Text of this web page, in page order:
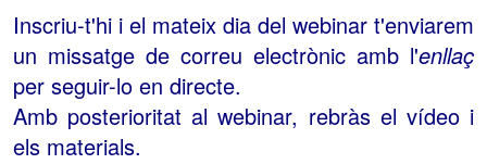
Inscriu-t'hi i el mateix dia del webinar t'enviarem
un missatge de correu electrònic amb l'enllaç
per seguir-lo en directe.
Amb posterioritat al webinar, rebràs el vídeo i
els materials.